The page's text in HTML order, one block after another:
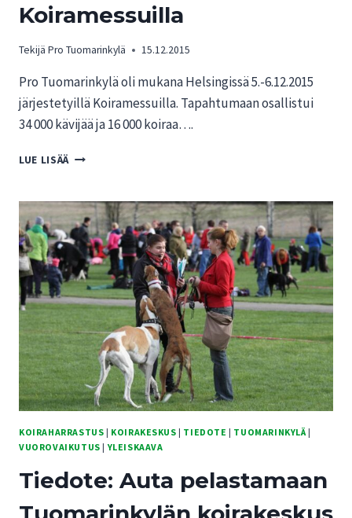
Koiramessuilla
Tekijä Pro Tuomarinkylä 15.12.2015
Pro Tuomarinkylä oli mukana Helsingissä 5.-6.12.2015
järjestetyillä Koiramessuilla. Tapahtumaan osallistui
34 000 kävijää ja 16 000 koiraa….
LUE LISÄÄ TUOMARINKYLÄN
KOIRAMESSUILLA
KOIRAHARRASTUS | KOIRAKESKUS | TIEDOTE | TUOMARINKYLÄ |
VUOROVAIKUTUS |YLEISKAAVA
Tiedote: Auta pelastamaan